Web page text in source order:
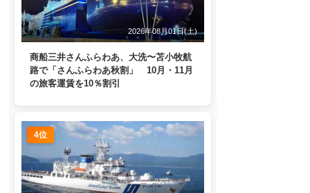
2026年08月01日(土)
商船三井さんふらわあ、大洗〜苫小牧航
路で「さんふらわあ秋割」 10月・11月
の旅客運賃を10％割引
4位